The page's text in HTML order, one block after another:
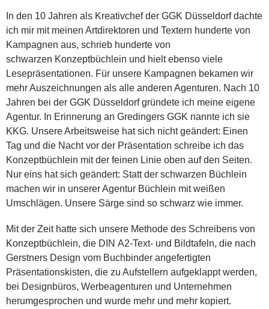
In den 10 Jahren als Kreativchef der GGK Düsseldorf dachte
ich mir mit meinen Artdirektoren und Textern hunderte von
Kampagnen aus, schrieb hunderte von
schwarzen Konzeptbüchlein und hielt ebenso viele
Lesepräsentationen. Für unsere Kampagnen bekamen wir
mehr Auszeichnungen als alle anderen Agenturen. Nach 10
Jahren bei der GGK Düsseldorf gründete ich meine eigene
Agentur. In Erinnerung an Gredingers GGK nannte ich sie
KKG. Unsere Arbeitsweise hat sich nicht geändert: Einen
Tag und die Nacht vor der Präsentation schreibe ich das
Konzeptbüchlein mit der feinen Linie oben auf den Seiten.
Nur eins hat sich geändert: Statt der schwarzen Büchlein
machen wir in unserer Agentur Büchlein mit weißen
Umschlägen. Unsere Särge sind so schwarz wie immer.
Mit der Zeit hatte sich unsere Methode des Schreibens von
Konzeptbüchlein, die DIN A2-Text- und Bildtafeln, die nach
Gerstners Design vom Buchbinder angefertigten
Präsentationskisten, die zu Aufstellern aufgeklappt werden,
bei Designbüros, Werbeagenturen und Unternehmen
herumgesprochen und wurde mehr und mehr kopiert.